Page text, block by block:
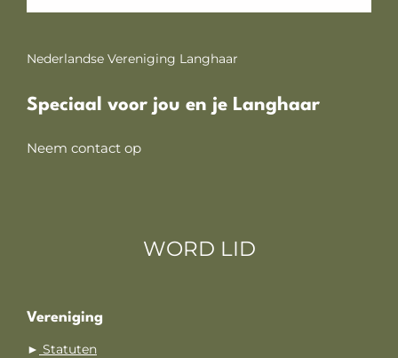
Nederlandse Vereniging Langhaar
Speciaal voor jou en je Langhaar
Neem contact op
WORD LID
Vereniging
► Statuten